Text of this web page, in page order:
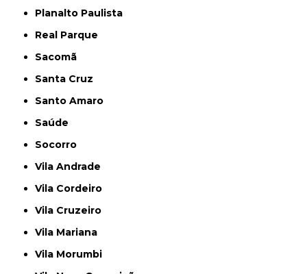
Planalto Paulista
Real Parque
Sacomã
Santa Cruz
Santo Amaro
Saúde
Socorro
Vila Andrade
Vila Cordeiro
Vila Cruzeiro
Vila Mariana
Vila Morumbi